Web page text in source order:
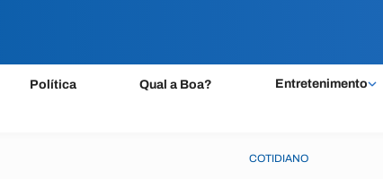
Política Qual a Boa? Entretenimento
COTIDIANO